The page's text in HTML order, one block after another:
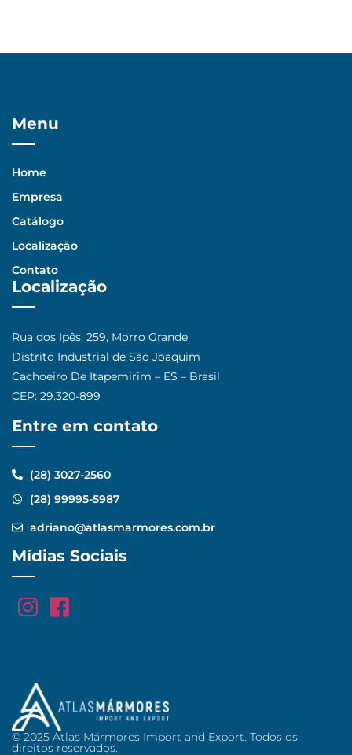
Menu
Home
Empresa
Catálogo
Localização
Contato
Localização
Rua dos Ipês, 259, Morro Grande
Distrito Industrial de São Joaquim
Cachoeiro De Itapemirim – ES – Brasil
CEP: 29.320-899
Entre em contato
(28) 3027-2560
(28) 99995-5987
adriano@atlasmarmores.com.br
Mídias Sociais
© 2025 Atlas Mármores Import and Export. Todos os
direitos reservados.